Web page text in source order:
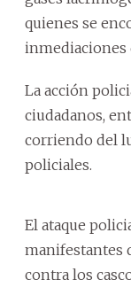
quienes se
inmediaciones
La acción
ciudadanos,
corriendo del
policiales.
El ataque
manifestantes
contra los